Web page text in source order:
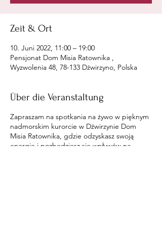
Zeit & Ort
10. Juni 2022, 11:00 – 19:00
Pensjonat Dom Misia Ratownika ,
Wyzwolenia 48, 78-133 Dźwirzyno, Polska
Über die Veranstaltung
Zapraszam na spotkania na żywo w pięknym
nadmorskim kurorcie w Dźwirzynie Dom
Misia Ratownika, gdzie odzyskasz swoją
energię i pozbędziesz się wpływów na